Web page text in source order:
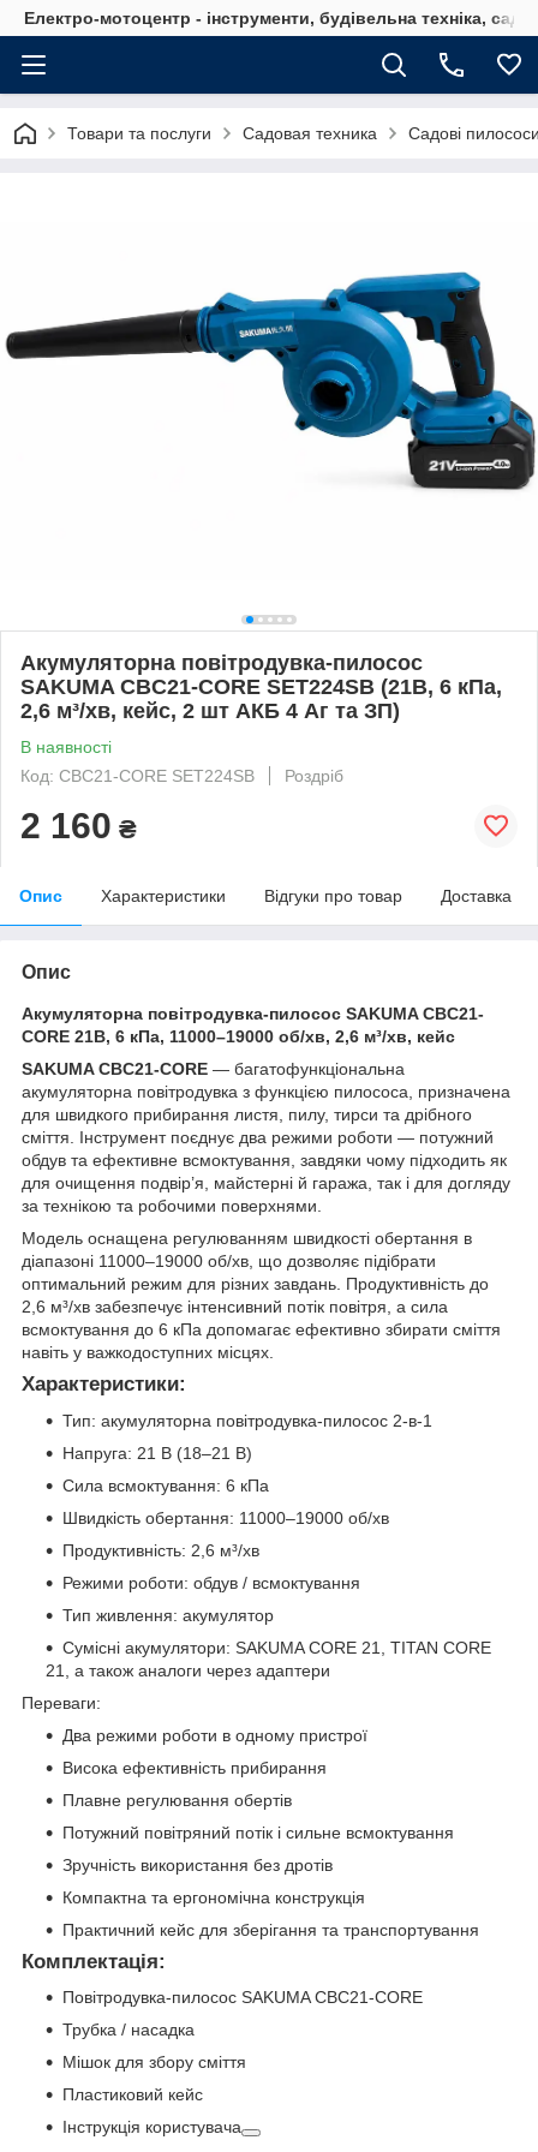
Електро-мотоцентр - інструменти, будівельна техніка,
Товари та послуги Садовая техника Садові
Акумуляторна повітродувка-пилосос
SAKUMA CBC21-CORE SET224SB (21В, 6 кПа,
2,6 м³/хв, кейс, 2 шт АКБ 4 Аг та ЗП)
В наявності
Код: CBC21-CORE SET224SB
Роздріб
2 160 ₴
Опис Характеристики Відгуки про товар Доставка
Опис
Акумуляторна повітродувка-пилосос SAKUMA CBC21-
CORE 21В, 6 кПа, 11000–19000 об/хв, 2,6 м³/хв, кейс
SAKUMA CBC21-CORE — багатофункціональна
акумуляторна повітродувка з функцією пилососа, призначена
для швидкого прибирання листя, пилу, тирси та дрібного
сміття. Інструмент поєднує два режими роботи — потужний
обдув та ефективне всмоктування, завдяки чому підходить як
для очищення подвір’я, майстерні й гаража, так і для догляду
за технікою та робочими поверхнями.
Модель оснащена регулюванням швидкості обертання в
діапазоні 11000–19000 об/хв, що дозволяє підібрати
оптимальний режим для різних завдань. Продуктивність до
2,6 м³/хв забезпечує інтенсивний потік повітря, а сила
всмоктування до 6 кПа допомагає ефективно збирати сміття
навіть у важкодоступних місцях.
Характеристики:
Тип: акумуляторна повітродувка-пилосос 2-в-1
Напруга: 21 В (18–21 В)
Сила всмоктування: 6 кПа
Швидкість обертання: 11000–19000 об/хв
Продуктивність: 2,6 м³/хв
Режими роботи: обдув / всмоктування
Тип живлення: акумулятор
Сумісні акумулятори: SAKUMA CORE 21, TITAN CORE
21, а також аналоги через адаптери
Переваги:
Два режими роботи в одному пристрої
Висока ефективність прибирання
Плавне регулювання обертів
Потужний повітряний потік і сильне всмоктування
Зручність використання без дротів
Компактна та ергономічна конструкція
Практичний кейс для зберігання та транспортування
Комплектація:
Повітродувка-пилосос SAKUMA CBC21-CORE
Трубка / насадка
Мішок для збору сміття
Пластиковий кейс
Інструкція користувача